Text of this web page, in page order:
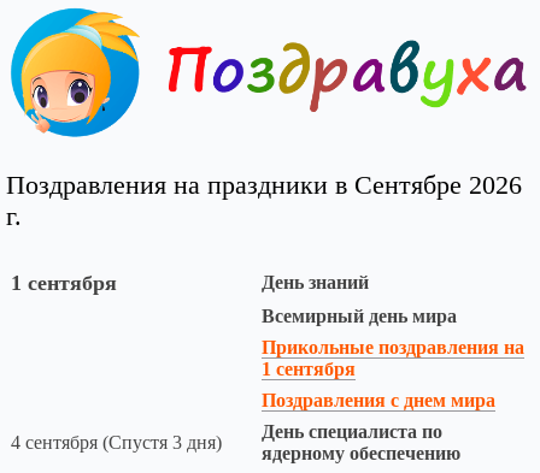
Поздравления на праздники в Сентябре 2026
г.
1 сентября
День знаний
Всемирный день мира
Прикольные поздравления на
1 сентября
Поздравления с днем мира
4 сентября (Спустя 3 дня)
День специалиста по
ядерному обеспечению